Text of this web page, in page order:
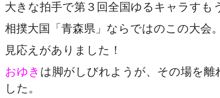
大きな拍手で第３回全国ゆるキャラすも
相撲大国「青森県」ならではのこの大会
見応えがありました！
おゆき は脚がしびれようが、その場を
した。